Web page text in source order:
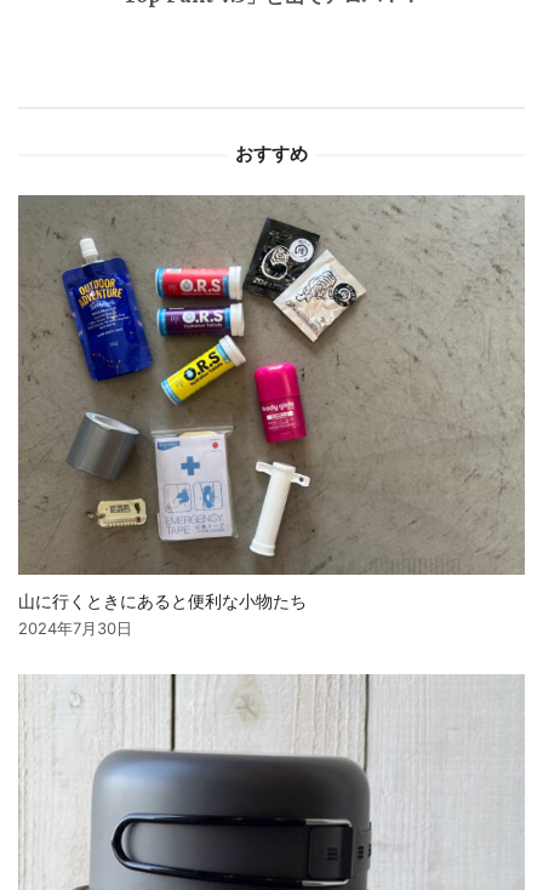
おすすめ
山に行くときにあると便利な小物たち
2024年7月30日